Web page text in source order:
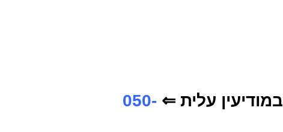
במודיעין עלית ⇐
050-